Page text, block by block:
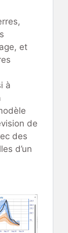
et
à
de
des
d’un